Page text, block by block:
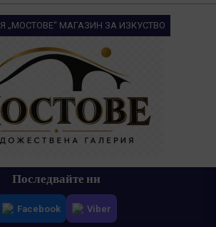
„МОСТОВЕ“ МАГАЗИН ЗА ИЗКУСТВО
Последвайте ни
Facebook Viber